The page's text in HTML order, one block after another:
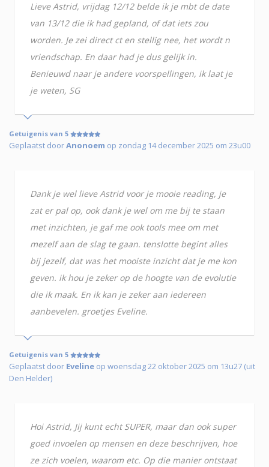
Lieve Astrid, vrijdag 12/12 belde ik je mbt de date
van 13/12 die ik had gepland, of dat iets zou
worden. Je zei direct ct en stellig nee, het wordt n
vriendschap. En daar had je dus gelijk in.
Benieuwd naar je andere voorspellingen, ik laat je
je weten, SG
Getuigenis van 5
Geplaatst doorAnonoem op zondag 14 december 2025 om 23u00
Dank je wel lieve Astrid voor je mooie reading, je
zat er pal op, ook dank je wel om me bij te staan
met inzichten, je gaf me ook tools mee om met
mezelf aan de slag te gaan. tenslotte begint alles
bij jezelf, dat was het mooiste inzicht dat je me kon
geven. ik hou je zeker op de hoogte van de evolutie
die ik maak. En ik kan je zeker aan iedereen
aanbevelen. groetjes Eveline.
Getuigenis van 5
Geplaatst door Eveline op woensdag 22 oktober 2025 om 13u27 (uit
Den Helder)
Hoi Astrid, Jij kunt echt SUPER, maar dan ook super
goed invoelen op mensen en deze beschrijven, hoe
ze zich voelen, waarom etc. Op die manier ontstaat